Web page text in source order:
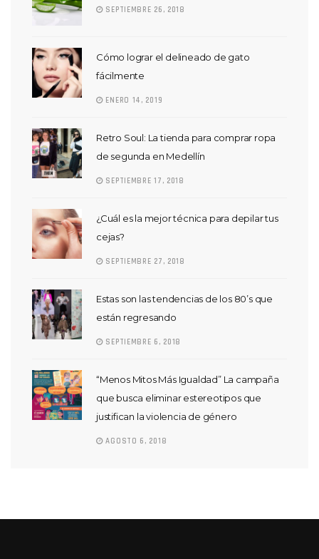
SEPTIEMBRE 26, 2018
Cómo lograr el delineado de gato
fácilmente
ENERO 14, 2019
Retro Soul: La tienda para comprar ropa
de segunda en Medellín
SEPTIEMBRE 17, 2018
¿Cuál es la mejor técnica para depilar tus
cejas?
SEPTIEMBRE 27, 2018
Estas son las tendencias de los 80’s que
están regresando
SEPTIEMBRE 6, 2018
“Menos Mitos Más Igualdad” La campaña
que busca eliminar estereotipos que
justifican la violencia de género
AGOSTO 6, 2018